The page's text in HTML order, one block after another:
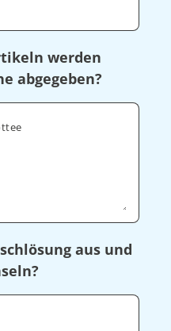
werden
abgegeben?
aus und